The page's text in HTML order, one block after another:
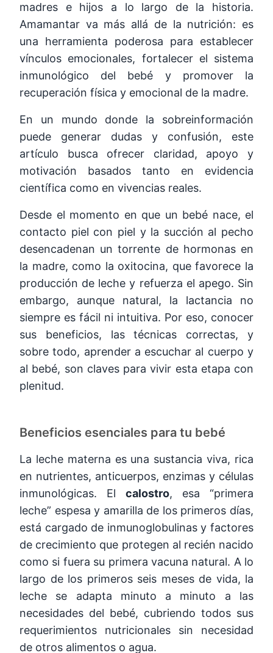
madres e hijos a lo largo de la historia.
Amamantar va más allá de la nutrición: es
una herramienta poderosa para establecer
vínculos emocionales, fortalecer el sistema
inmunológico del bebé y promover la
recuperación física y emocional de la madre.
En un mundo donde la sobreinformación
puede generar dudas y confusión, este
artículo busca ofrecer claridad, apoyo y
motivación basados tanto en evidencia
científica como en vivencias reales.
Desde el momento en que un bebé nace, el
contacto piel con piel y la succión al pecho
desencadenan un torrente de hormonas en
la madre, como la oxitocina, que favorece la
producción de leche y refuerza el apego. Sin
embargo, aunque natural, la lactancia no
siempre es fácil ni intuitiva. Por eso, conocer
sus beneficios, las técnicas correctas, y
sobre todo, aprender a escuchar al cuerpo y
al bebé, son claves para vivir esta etapa con
plenitud.
Beneficios esenciales para tu bebé
La leche materna es una sustancia viva, rica
en nutrientes, anticuerpos, enzimas y células
inmunológicas. El calostro, esa “primera
leche” espesa y amarilla de los primeros días,
está cargado de inmunoglobulinas y factores
de crecimiento que protegen al recién nacido
como si fuera su primera vacuna natural. A lo
largo de los primeros seis meses de vida, la
leche se adapta minuto a minuto a las
necesidades del bebé, cubriendo todos sus
requerimientos nutricionales sin necesidad
de otros alimentos o agua.